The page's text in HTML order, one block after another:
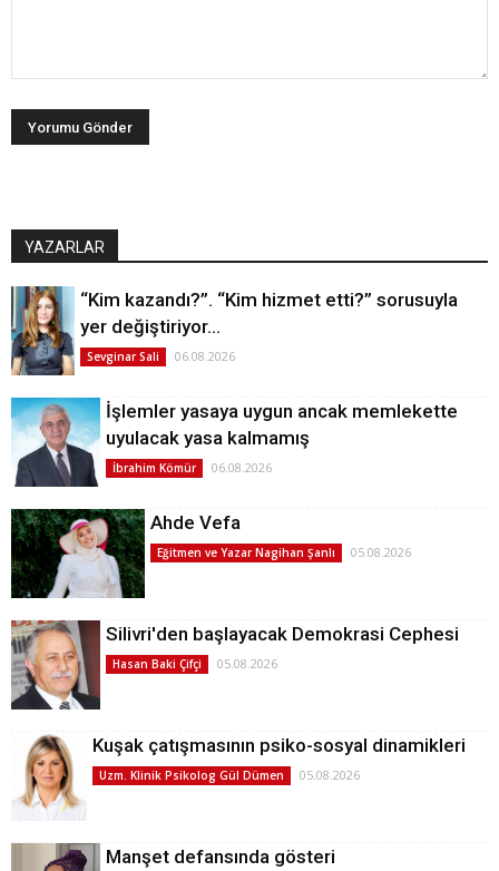
YAZARLAR
“Kim kazandı?”. “Kim hizmet etti?” sorusuyla
yer değiştiriyor…
Sevginar Sali 06.08.2026
İşlemler yasaya uygun ancak memlekette
uyulacak yasa kalmamış
İbrahim Kömür 06.08.2026
Ahde Vefa
Eğitmen ve Yazar Nagihan Şanlı 05.08.2026
Silivri'den başlayacak Demokrasi Cephesi
Hasan Baki Çifçi 05.08.2026
Kuşak çatışmasının psiko-sosyal dinamikleri
Uzm. Klinik Psikolog Gül Dümen 05.08.2026
Manşet defansında gösteri